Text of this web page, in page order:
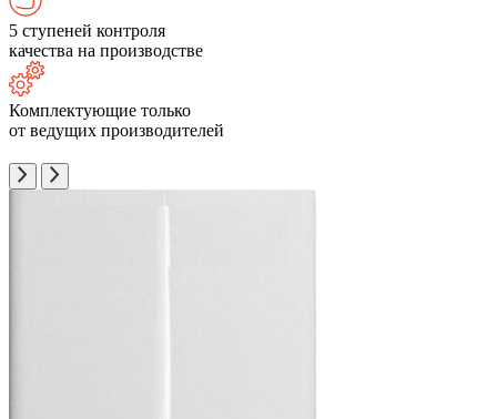
5 ступеней контроля
качества на производстве
Комплектующие только
от ведущих производителей